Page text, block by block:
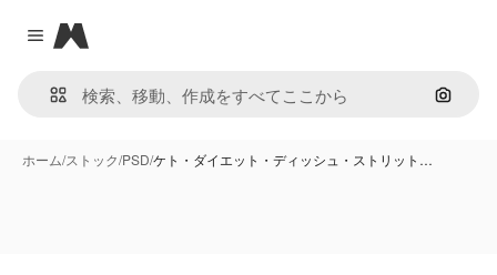
Close menu
Magnific
画像で
ホーム/ストック/PSD/ケト・ダイエット・ディッシュ・ストリット…